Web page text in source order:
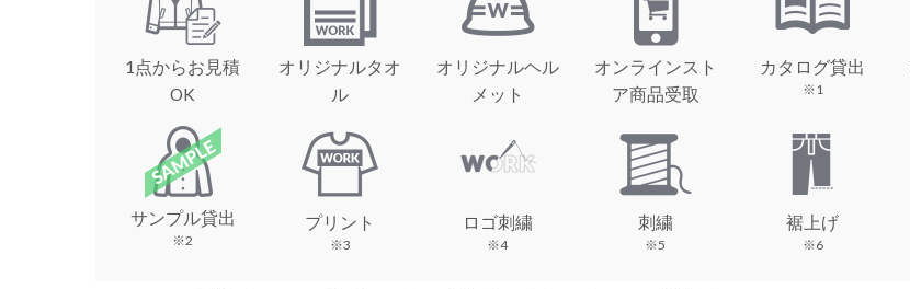
1点からお見積
OK
オリジナルタオ
ル
オリジナルヘル
メット
オンラインスト
ア商品受取
カタログ貸出
※1
サンプル貸出
※2
プリント
※3
ロゴ刺繍
※4
刺繍
※5
裾上げ
※6